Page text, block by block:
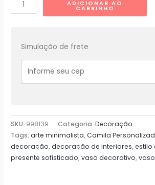
Espiral
quantidade
ADICIONAR AO
CARRINHO
Simulação de frete
SKU: 998139 Categoria:Decoração
Tags:arte minimalista,Camila
decoração,decoração de interiores,estilo
presente sofisticado,vaso decorativo,